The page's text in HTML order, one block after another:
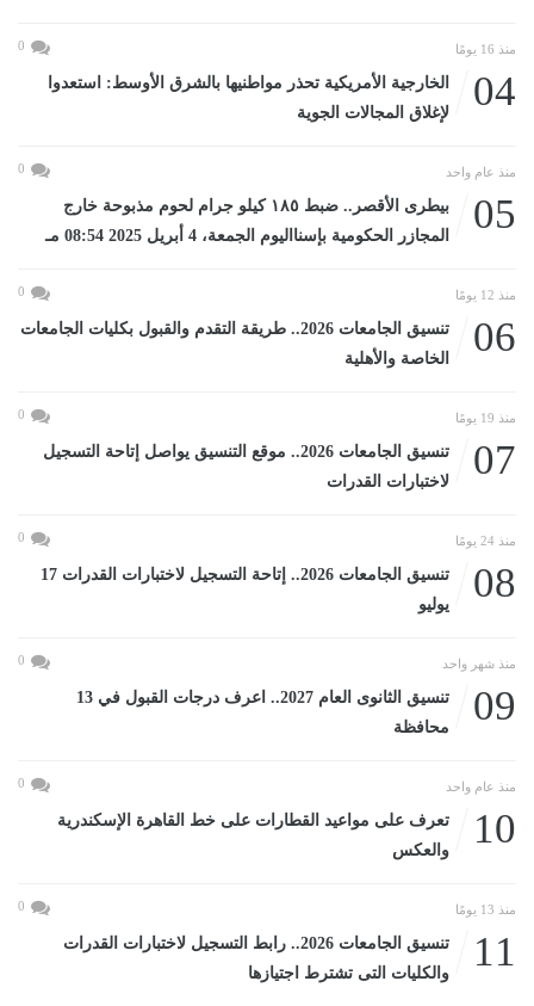
منذ 16 يومًا 0
04
الخارجية الأمريكية تحذر مواطنيها بالشرق الأوسط: استعدوا
لإغلاق المجالات الجوية
منذ عام واحد 0
05
بيطرى الأقصر.. ضبط ١٨٥ كيلو جرام لحوم مذبوحة خارج
المجازر الحكومية بإسنااليوم الجمعة، 4 أبريل 2025 08:54 مـ
منذ 12 يومًا 0
06
تنسيق الجامعات 2026.. طريقة التقدم والقبول بكليات الجامعات
الخاصة والأهلية
منذ 19 يومًا 0
07
تنسيق الجامعات 2026.. موقع التنسيق يواصل إتاحة التسجيل
لاختبارات القدرات
منذ 24 يومًا 0
08
تنسيق الجامعات 2026.. إتاحة التسجيل لاختبارات القدرات 17
يوليو
منذ شهر واحد 0
09
تنسيق الثانوى العام 2027.. اعرف درجات القبول في 13
محافظة
منذ عام واحد 0
10
تعرف على مواعيد القطارات على خط القاهرة الإسكندرية
والعكس
منذ 13 يومًا 0
11
تنسيق الجامعات 2026.. رابط التسجيل لاختبارات القدرات
والكليات التى تشترط اجتيازها